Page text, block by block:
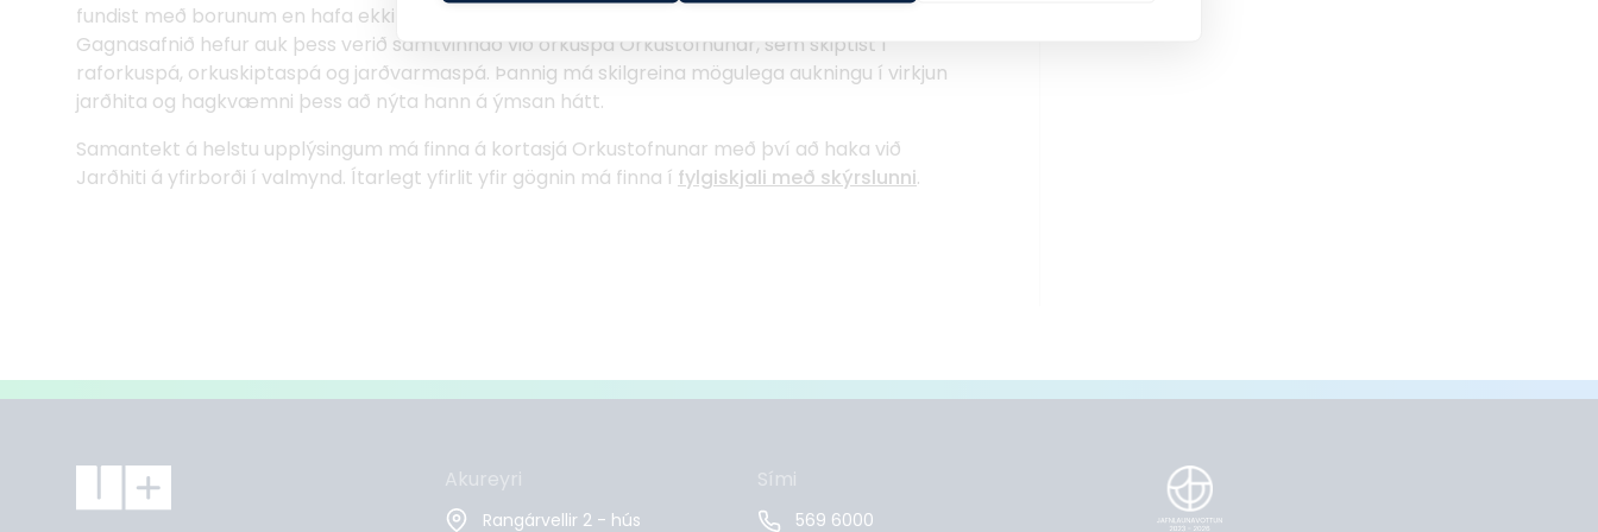
fundist með borunum en hafa ekki sjáanleg ummerki á yfirborði, þ.e. hulin jarðhitasvæði.
Gagnasafnið hefur auk þess verið samtvinnað við orkuspá Orkustofnunar, sem skiptist í
raforkuspá, orkuskiptaspá og jarðvarmaspá. Þannig má skilgreina mögulega aukningu í virkjun
jarðhita og hagkvæmni þess að nýta hann á ýmsan hátt.
Samantekt á helstu upplýsingum má finna á kortasjá Orkustofnunar með því að haka við
Jarðhiti á yfirborði í valmynd. Ítarlegt yfirlit yfir gögnin má finna í fylgiskjali með skýrslunni.
Akureyri
Rangárvellir 2 - hús
Sími
569 6000